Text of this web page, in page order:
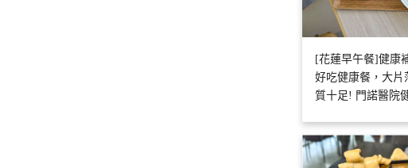
[花蓮早午餐]健康
好吃健康餐，大片
質十足! 門諾醫院